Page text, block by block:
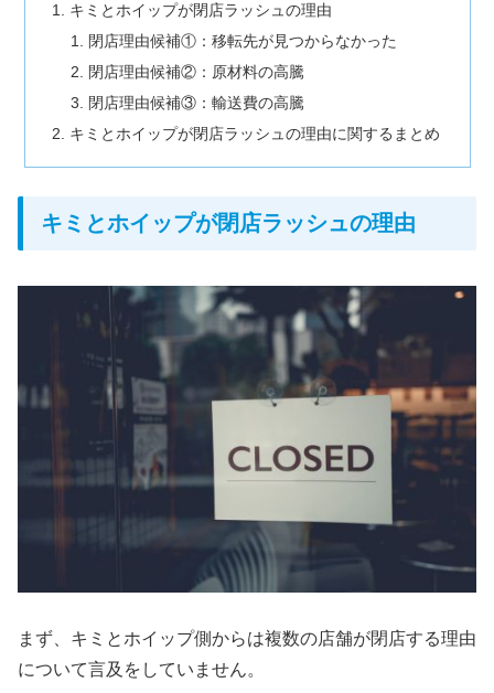
キミとホイップが閉店ラッシュの理由
閉店理由候補①：移転先が見つからなかった
閉店理由候補②：原材料の高騰
閉店理由候補③：輸送費の高騰
キミとホイップが閉店ラッシュの理由に関するまとめ
キミとホイップが閉店ラッシュの理由
まず、キミとホイップ側からは複数の店舗が閉店する理由
について言及をしていません。